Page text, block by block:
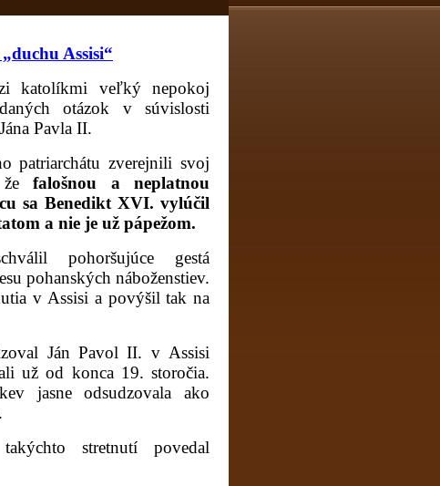
Assisi“
katolíkmi veľký nepokoj
otázok v súvislosti
Pavla II.
patriarchátu zverejnili svoj
žefalošnou a neplatnou
sa Benedikt XVI. vylúčil
a nie je už pápežom.
pohoršujúce gestá
pohanských náboženstiev.
v Assisi a povýšil tak na
Ján Pavol II. v Assisi
už od konca 19. storočia.
jasne odsudzovala ako
stretnutí povedal